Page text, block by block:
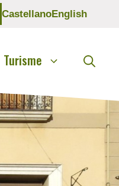
CastellanoEnglish
Turisme